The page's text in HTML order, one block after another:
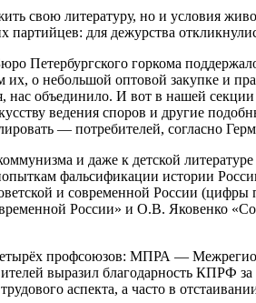
свою литературу, но и условия
для дежурства
Петербургского горкома
о небольшой оптовой закупке и
объединило. И вот в нашей
ведения споров и другие
— потребителей, согласно
и даже к детской
фальсификации истории
и современной России
России» и О.В. Яковенко
профсоюзов: МПРА —
выразил благодарность КПРФ
аспекта, а часто в